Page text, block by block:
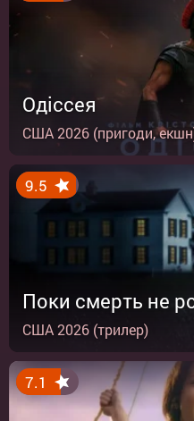
Одіссея
США 2026 (пригоди,
9.5
Поки смерть не
США 2026 (трилер)
7.1